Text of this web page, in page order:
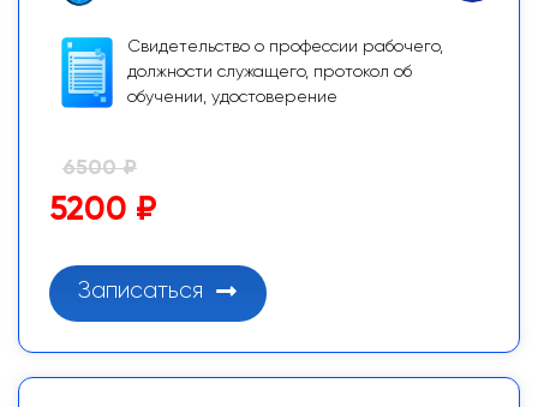
Свидетельство о профессии рабочего,
должности служащего, протокол об
обучении, удостоверение
6500 ₽
5200 ₽
Записаться